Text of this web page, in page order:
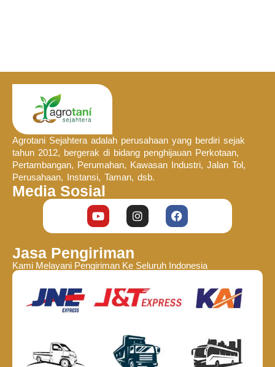
Agrotani Sejahtera adalah perusahaan yang berdiri sejak
tahun 2012, bergerak di bidang penghijauan Perkotaan,
Pertambangan, Perumahan, Kawasan Industri, Jalan Tol,
Perusahaan, Instansi, Taman, dsb.
Media Sosial
Jasa Pengiriman
Kami Melayani Pengiriman Ke Seluruh Indonesia